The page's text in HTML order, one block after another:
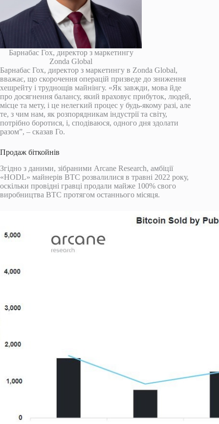
Барнабас Гох, директор з маркетингу
Zonda Global
Барнабас Гох, директор з маркетингу в Zonda Global,
вважає, що скорочення операцій призведе до зниження
хешрейту і труднощів майнінгу. «Як завжди, мова йде
про досягнення балансу, який враховує прибуток, людей,
місце та мету, і це нелегкий процес у будь-якому разі, але
те, з чим нам, як розпорядникам індустрії та світу,
потрібно боротися, і, сподіваюся, одного дня здолати
разом”, – сказав Го.
Продаж біткойнів
Згідно з даними, зібраними Arcane Research, амбіції
«HODL» майнерів BTC розвалилися в травні 2022 року,
оскільки провідні гравці продали майже 100% свого
виробництва BTC протягом останнього місяця.